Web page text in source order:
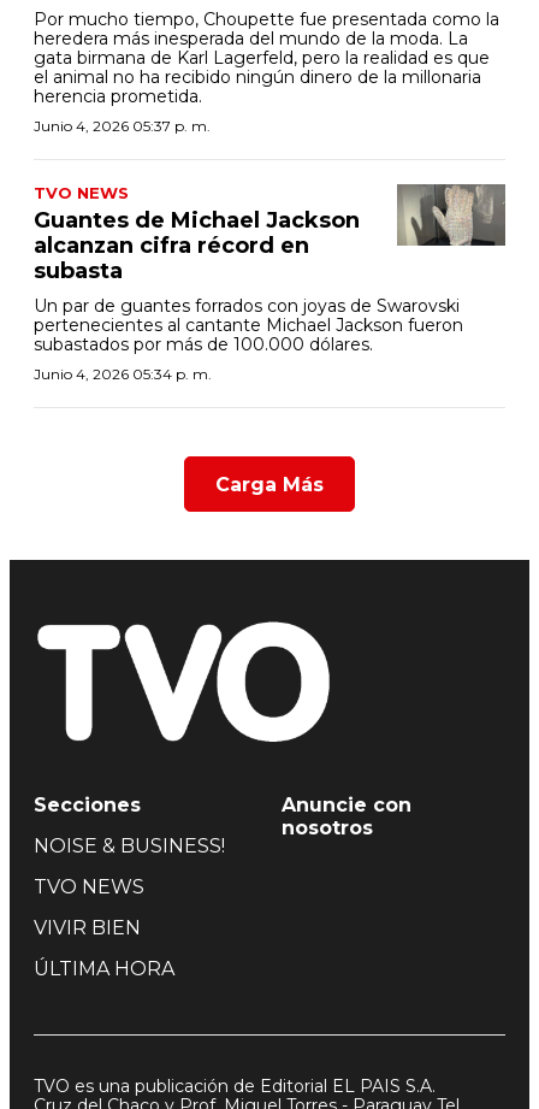
Por mucho tiempo, Choupette fue presentada como la
heredera más inesperada del mundo de la moda. La
gata birmana de Karl Lagerfeld, pero la realidad es que
el animal no ha recibido ningún dinero de la millonaria
herencia prometida.
Junio 4, 2026 05:37 p. m.
TVO NEWS
Guantes de Michael Jackson
alcanzan cifra récord en
subasta
Un par de guantes forrados con joyas de Swarovski
pertenecientes al cantante Michael Jackson fueron
subastados por más de 100.000 dólares.
Junio 4, 2026 05:34 p. m.
Carga Más
Secciones
NOISE & BUSINESS!
TVO NEWS
VIVIR BIEN
ÚLTIMA HORA
Anuncie con
nosotros
TVO es una publicación de Editorial EL PAIS S.A.